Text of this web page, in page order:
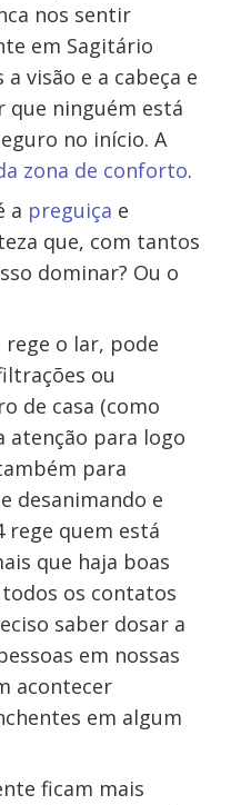
nos sentir
em Sagitário
visão e a cabeça e
que ninguém está
no início. A
zona de conforto.
a preguiça e
que, com tantos
dominar? Ou o
rege o lar, pode
ou
de casa (como
atenção para logo
para
desanimando e
rege quem está
que haja boas
os contatos
saber dosar a
em nossas
acontecer
em algum
ficam mais